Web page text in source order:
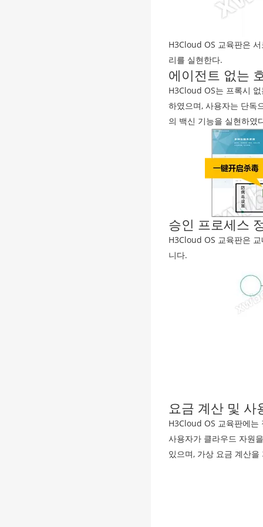
H3Cloud OS 교육판은
리를 실현한다.
에이전트 없는
H3Cloud OS는 프록시
하였으며, 사용자는 단독
의 백신 기능을 실현하였
승인 프로세스
H3Cloud OS 교육판은
니다.
요금 계산 및 사
H3Cloud OS 교육판에는
사용자가 클라우드 자원
있으며, 가상 요금 계산